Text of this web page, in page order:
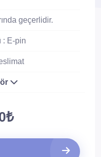
geçerlidir.
: E-pin